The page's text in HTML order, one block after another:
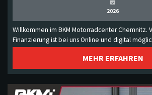
2026
Willkommen im BKM Motorradcenter Chemnitz.
Finanzierung ist bei uns Online und digital
MEHR ERFAHREN